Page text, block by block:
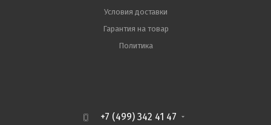
Условия доставки
Гарантия на товар
Политика
+7 (499) 342 41 47